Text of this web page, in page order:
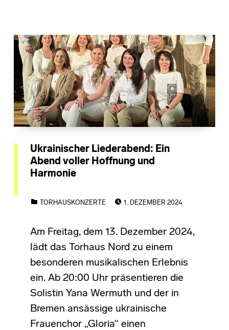
Ukrainischer Liederabend: Ein
Abend voller Hoffnung und
Harmonie
TORHAUSKONZERTE
1. DEZEMBER 2024
Am Freitag, dem 13. Dezember 2024,
lädt das Torhaus Nord zu einem
besonderen musikalischen Erlebnis
ein. Ab 20:00 Uhr präsentieren die
Solistin Yana Wermuth und der in
Bremen ansässige ukrainische
Frauenchor „Gloria“ einen